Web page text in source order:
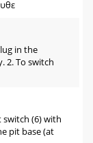
in the
2. To switch
switch (6) with
pit base (at